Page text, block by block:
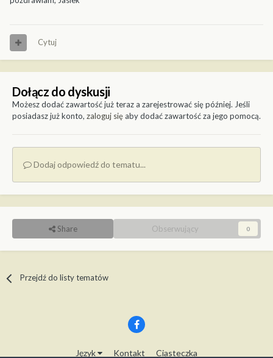
Cytuj
Dołącz do dyskusji
Możesz dodać zawartość już teraz a zarejestrować się później. Jeśli
posiadasz już konto, zaloguj sięaby dodać zawartość za jego pomocą.
Dodaj odpowiedź do tematu...
Share Obserwujący 0
Przejdź do listy tematów
Język Kontakt Ciasteczka